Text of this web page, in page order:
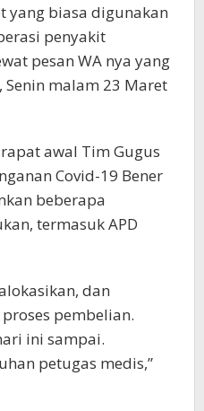
yang biasa digunakan
penyakit
pesan WA nya yang
Senin malam 23 Maret
awal Tim Gugus
Covid-19 Bener
beberapa
termasuk APD
dan
pembelian.
ini sampai.
petugas medis,”